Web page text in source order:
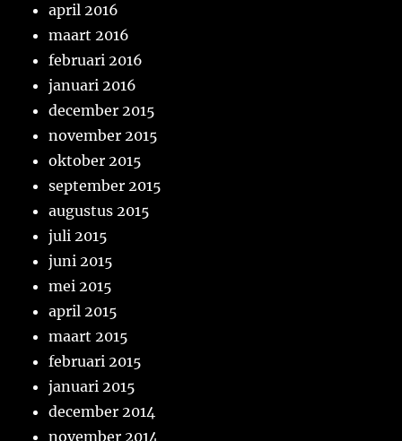
april 2016
maart 2016
februari 2016
januari 2016
december 2015
november 2015
oktober 2015
september 2015
augustus 2015
juli 2015
juni 2015
mei 2015
april 2015
maart 2015
februari 2015
januari 2015
december 2014
november 2014